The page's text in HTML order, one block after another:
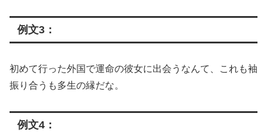
例文3：
初めて行った外国で運命の彼女に出会うなんて、これも袖
振り合うも多生の縁だな。
例文4：